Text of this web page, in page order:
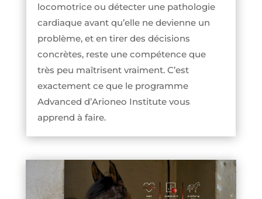
locomotrice ou détecter une pathologie
cardiaque avant qu’elle ne devienne un
problème, et en tirer des décisions
concrètes, reste une compétence que
très peu maîtrisent vraiment. C’est
exactement ce que le programme
Advanced d’Arioneo Institute vous
apprend à faire.